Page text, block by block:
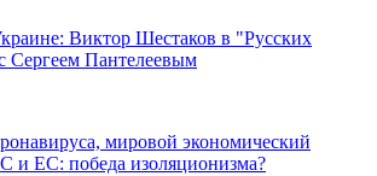
Виктор Шестаков в "Русских
Сергеем Пантелеевым
мировой экономический
и ЕС: победа изоляционизма?